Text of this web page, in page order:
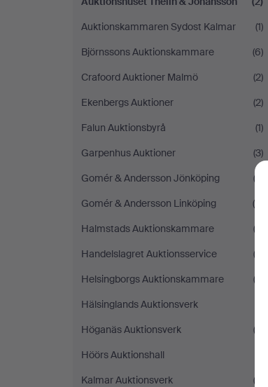
Auktionskammaren Sydost Kalmar
(1)
Björnssons Auktionskammare
(6)
Crafoord Auktioner Malmö
(2)
Ekenbergs Auktioner
(2)
Falun Auktionsbyrå
(1)
Garpenhus Auktioner
(3)
Gomér & Andersson Jönköping
(3)
Gomér & Andersson Linköping
(5)
Halmstads Auktionskammare
(2)
Handelslagret Auktionsservice
(2)
Helsingborgs Auktionskammare
(2)
Hälsinglands Auktionsverk
Höganäs Auktionsverk
(2)
Höörs Auktionshall
Kalmar Auktionsverk
(3)